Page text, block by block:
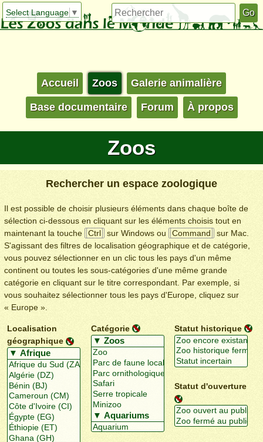
Select Language ▼
Accueil Zoos Galerie animalière
Base documentaire Forum À propos
Zoos
Rechercher un espace zoologique
Il est possible de choisir plusieurs éléments dans chaque boîte de
sélection ci-dessous en cliquant sur les éléments choisis tout en
maintenant la touche
Ctrl sur Windows ou Command
sur Mac.
S'agissant des filtres de localisation géographique et de catégorie,
vous pouvez sélectionner en un clic tous les pays d'un même
continent ou toutes les sous-catégories d'une même grande
catégorie en cliquant sur le titre correspondant. Par exemple, si
vous souhaitez sélectionner tous les pays d'Europe, cliquez sur
« Europe ».
Localisation
géographique
Catégorie Statut historique
Statut d'ouverture